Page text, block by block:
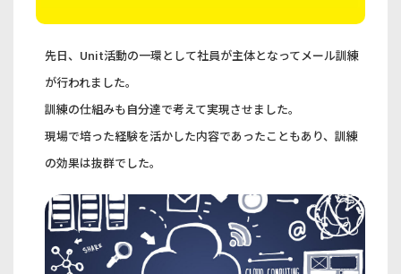
先日、Unit活動の一環として社員が主体となってメール訓練
が行われました。
訓練の仕組みも自分達で考えて実現させました。
現場で培った経験を活かした内容であったこともあり、訓練
の効果は抜群でした。